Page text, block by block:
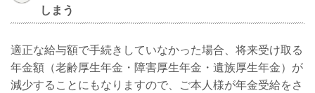
しまう
適正な給与額で手続きしていなかった場合、 将来受け取る
年金額（老齢厚生年金・障害厚生年金・遺族厚生年金）が
減少することにもなりますので、ご本人様が年金受給をさ